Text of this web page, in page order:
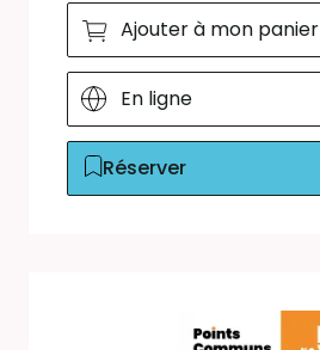
Ajouter à mon panier
En ligne
Réserver